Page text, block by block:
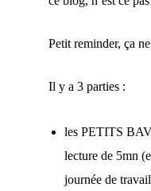
Petit reminder, ça
Il y a 3 parties :
les PETITS
lecture de 5mn
journée de